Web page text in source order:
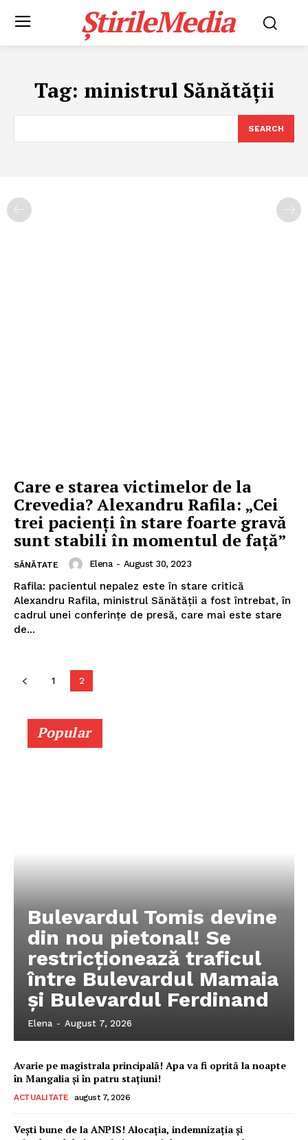
ȘtirileMedia
Tag: ministrul Sănătății
SEARCH
Care e starea victimelor de la
Crevedia? Alexandru Rafila: „Cei
trei pacienţi în stare foarte gravă
sunt stabili în momentul de faţă”
SĂNĂTATE Elena - August 30, 2023
Rafila: pacientul nepalez este în stare critică
Alexandru Rafila, ministrul Sănătății a fost întrebat, în
cadrul unei conferințe de presă, care mai este stare
de...
1 2
Popular
Bulevardul Tomis devine
din nou pietonal! Se
restricționează traficul
între Bulevardul Mamaia
și Bulevardul Ferdinand
Elena - August 7, 2026
Avarie pe magistrala principală! Apa va fi oprită la noapte
în Mangalia și în patru stațiuni!
ACTUALITATE august 7, 2026
Vești bune de la ANPIS! Alocația, indemnizația și